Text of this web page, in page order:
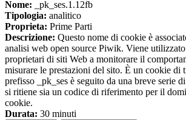
Nome: _pk_ses.1.12fb
Tipologia: analitico
Proprieta: Prime Parti
Descrizione: Questo nome di cookie è
analisi web open source Piwik. Viene
proprietari di siti Web a monitorare il
misurare le prestazioni del sito. È un cookie di
prefisso _pk_ses è seguito da una breve serie
si ritiene sia un codice di riferimento per il
cookie.
Durata: 30 minuti